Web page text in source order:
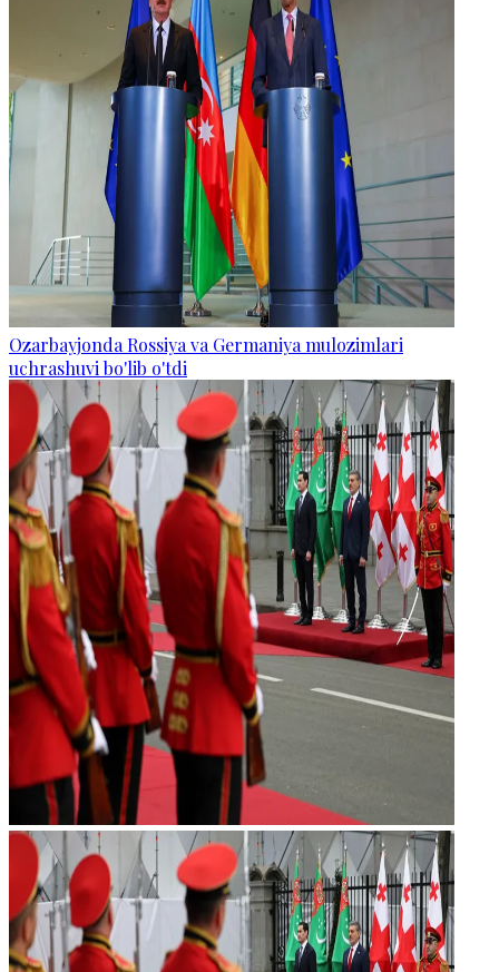
Ozarbayjonda Rossiya va Germaniya mulozimlari
uchrashuvi bo'lib o'tdi